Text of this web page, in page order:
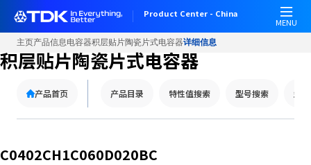
Product Center - China
MENU
主页产品信息电容器积层贴片陶瓷片式电容器详细信息
积层贴片陶瓷片式电容器
产品首页 产品目录 特性值搜索 型号搜索 型
C0402CH1C060D020BC